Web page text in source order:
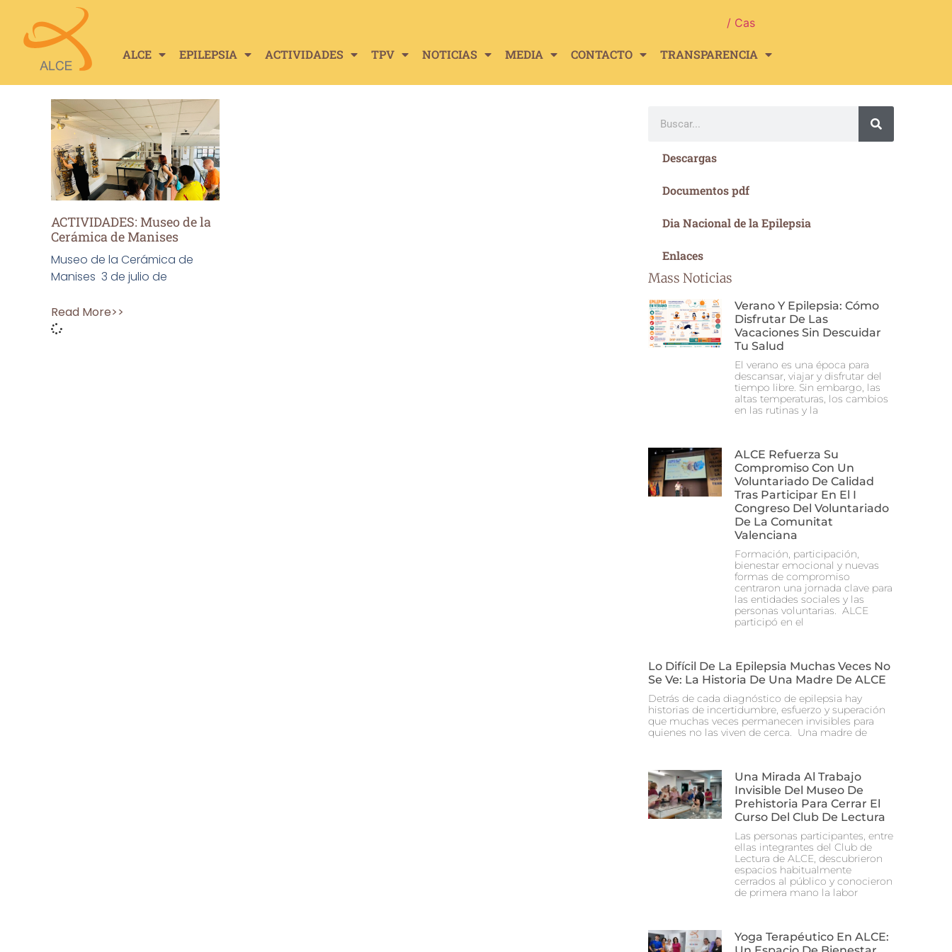
/ Cas
ALCE EPILEPSIA ACTIVIDADES TPV NOTICIAS MEDIA CONTACTO TRANSPARENCIA
ACTIVIDADES: Museo de la
Cerámica de Manises
Museo de la Cerámica de
Manises 3 de julio de
Read More>>
Descargas
Documentos pdf
Dia Nacional de la Epilepsia
Enlaces
Mass Noticias
Verano Y Epilepsia: Cómo
Disfrutar De Las
Vacaciones Sin Descuidar
Tu Salud
El verano es una época para
descansar, viajar y disfrutar del
tiempo libre. Sin embargo, las
altas temperaturas, los cambios
en las rutinas y la
ALCE Refuerza Su
Compromiso Con Un
Voluntariado De Calidad
Tras Participar En El I
Congreso Del Voluntariado
De La Comunitat
Valenciana
Formación, participación,
bienestar emocional y nuevas
formas de compromiso
centraron una jornada clave para
las entidades sociales y las
personas voluntarias. ALCE
participó en el
Lo Difícil De La Epilepsia Muchas Veces No
Se Ve: La Historia De Una Madre De ALCE
Detrás de cada diagnóstico de epilepsia hay
historias de incertidumbre, esfuerzo y superación
que muchas veces permanecen invisibles para
quienes no las viven de cerca. Una madre de
Una Mirada Al Trabajo
Invisible Del Museo De
Prehistoria Para Cerrar El
Curso Del Club De Lectura
Las personas participantes, entre
ellas integrantes del Club de
Lectura de ALCE, descubrieron
espacios habitualmente
cerrados al público y conocieron
de primera mano la labor
Yoga Terapéutico En ALCE: